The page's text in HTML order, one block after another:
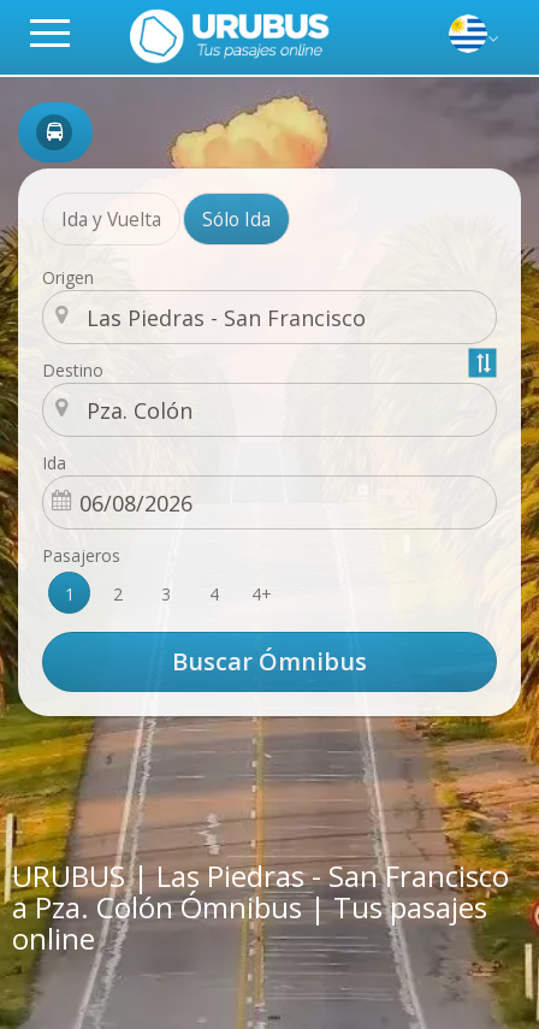
Ida y Vuelta Sólo Ida
Origen
Destino
Ida
Pasajeros
1
2 3 4 4+
URUBUS | Las Piedras - San Francisco
a Pza. Colón Ómnibus | Tus pasajes
online